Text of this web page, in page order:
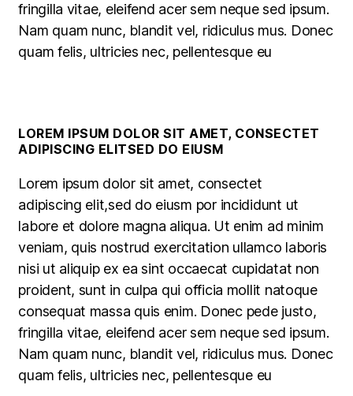
fringilla vitae, eleifend acer sem neque sed ipsum.
Nam quam nunc, blandit vel, ridiculus mus. Donec
quam felis, ultricies nec, pellentesque eu
LOREM IPSUM DOLOR SIT AMET, CONSECTET
ADIPISCING ELITSED DO EIUSM
Lorem ipsum dolor sit amet, consectet
adipiscing elit,sed do eiusm por incididunt ut
labore et dolore magna aliqua. Ut enim ad minim
veniam, quis nostrud exercitation ullamco laboris
nisi ut aliquip ex ea sint occaecat cupidatat non
proident, sunt in culpa qui officia mollit natoque
consequat massa quis enim. Donec pede justo,
fringilla vitae, eleifend acer sem neque sed ipsum.
Nam quam nunc, blandit vel, ridiculus mus. Donec
quam felis, ultricies nec, pellentesque eu